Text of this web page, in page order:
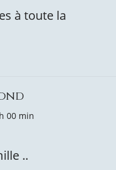
à toute la
00 min
..